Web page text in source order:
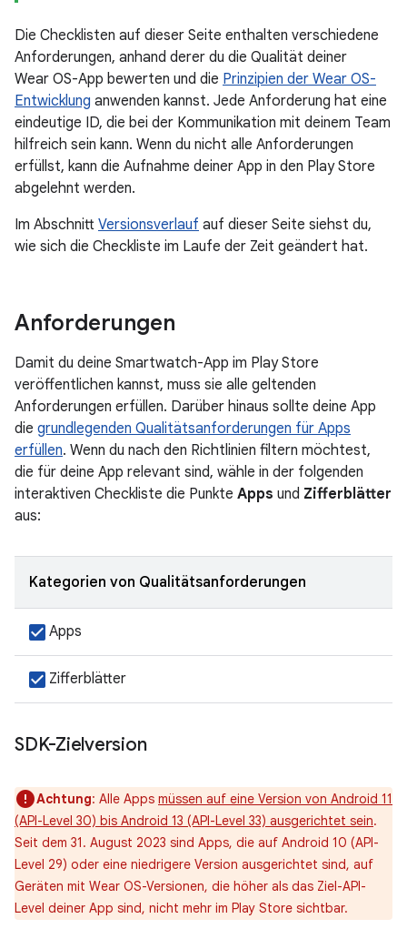
Die Checklisten auf dieser Seite enthalten verschiedene
Anforderungen, anhand derer du die Qualität deiner
Wear OS-App bewerten und die Prinzipien der Wear OS-
Entwicklung anwenden kannst. Jede Anforderung hat eine
eindeutige ID, die bei der Kommunikation mit deinem Team
hilfreich sein kann. Wenn du nicht alle Anforderungen
erfüllst, kann die Aufnahme deiner App in den Play Store
abgelehnt werden.
Im Abschnitt Versionsverlauf auf dieser Seite siehst du,
wie sich die Checkliste im Laufe der Zeit geändert hat.
Anforderungen
Damit du deine Smartwatch-App im Play Store
veröffentlichen kannst, muss sie alle geltenden
Anforderungen erfüllen. Darüber hinaus sollte deine App
die grundlegenden Qualitätsanforderungen für Apps
erfüllen. Wenn du nach den Richtlinien filtern möchtest,
die für deine App relevant sind, wähle in der folgenden
interaktiven Checkliste die Punkte Apps und Zifferblätter
aus:
Kategorien von Qualitätsanforderungen
Apps
Zifferblätter
SDK-Zielversion
Achtung: Alle Apps müssen auf eine Version von Android 11
(API-Level 30) bis Android 13 (API-Level 33) ausgerichtet sein.
Seit dem 31. August 2023 sind Apps, die auf Android 10 (API-
Level 29) oder eine niedrigere Version ausgerichtet sind, auf
Geräten mit Wear OS-Versionen, die höher als das Ziel-API-
Level deiner App sind, nicht mehr im Play Store sichtbar.